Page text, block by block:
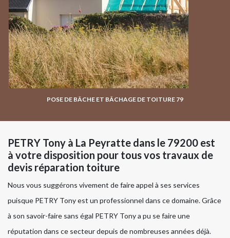
POSE DE BÂCHE ET BÂCHAGE DE TOITURE 79
PETRY Tony à La Peyratte dans le 79200 est
à votre disposition pour tous vos travaux de
devis réparation toiture
Nous vous suggérons vivement de faire appel à ses services
puisque PETRY Tony est un professionnel dans ce domaine. Grâce
à son savoir-faire sans égal PETRY Tony a pu se faire une
réputation dans ce secteur depuis de nombreuses années déjà.